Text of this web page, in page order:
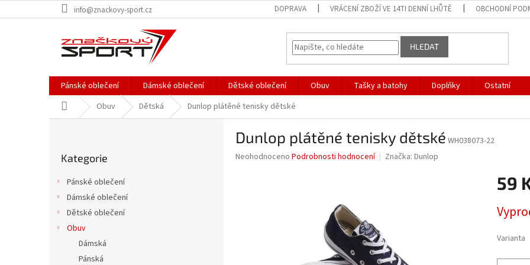
na
info@znackovy-sport.cz DOPRAVA VRÁCENÍ ZBOŽÍ VE 14TI DENNÍ LHŮTĚ OBCHODNÍ
HLEDAT
Pánské oblečení Dámské oblečení Dětské oblečení Obuv Tašky a batohy Doplňky
Ostatní
Domů Obuv Dětská Dunlop plátěné tenisky dětské
kategorie
Kategorie
Pánské oblečení
Dámské oblečení
Dětské oblečení
Obuv
Dámská
Pánská
Dunlop plátěné tenisky dětské WH038073-22
Průměrné
Neohodnoceno Podrobnosti hodnocení Značka: Dunlop
59
cena:
Varianta